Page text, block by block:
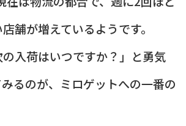
舗が増えているようです。
入荷はいつですか？」と勇気
るのが、ミロゲットへの一番の